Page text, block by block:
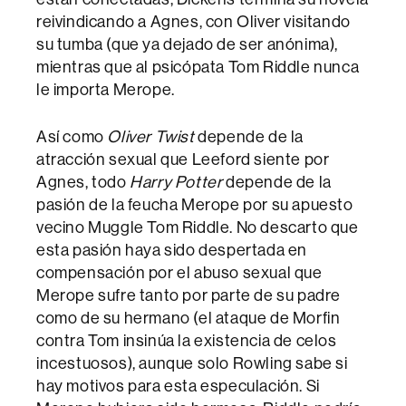
reivindicando a Agnes, con Oliver visitando
su tumba (que ya dejado de ser anónima),
mientras que al psicópata Tom Riddle nunca
le importa Merope.
Así como Oliver Twistdepende de la
atracción sexual que Leeford siente por
Agnes, todo Harry Potterdepende de la
pasión de la feucha Merope por su apuesto
vecino Muggle Tom Riddle. No descarto que
esta pasión haya sido despertada en
compensación por el abuso sexual que
Merope sufre tanto por parte de su padre
como de su hermano (el ataque de Morfin
contra Tom insinúa la existencia de celos
incestuosos), aunque solo Rowling sabe si
hay motivos para esta especulación. Si